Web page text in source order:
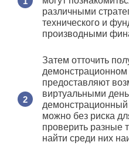
различными
технического и
производными
Затем отточить
предоставляют
виртуальными
демонстрационный
можно без риска
проверить разные
найти среди них